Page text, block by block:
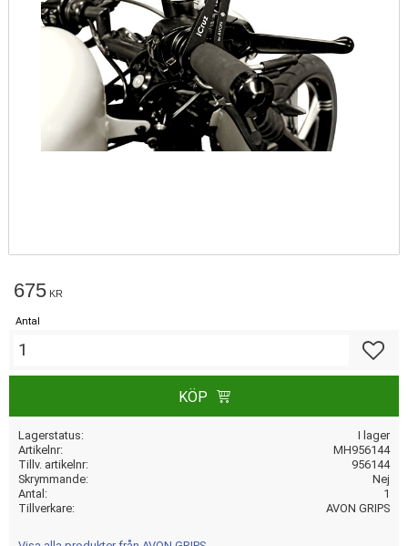
675 KR
Antal
KÖP
Lagerstatus
I lager
Artikelnr
MH956144
Tillv. artikelnr
956144
Skrymmande
Nej
Antal
1
Tillverkare
AVON GRIPS